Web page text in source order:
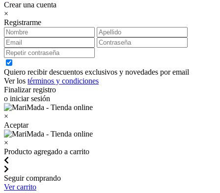
Crear una cuenta
×
Registrarme
Quiero recibir descuentos exclusivos y novedades por email
Ver los términos y condiciones
Finalizar registro
o iniciar sesión
×
Aceptar
×
Producto agregado a carrito
Seguir comprando
Ver carrito